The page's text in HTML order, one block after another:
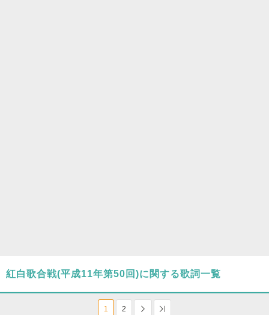
紅白歌合戦(平成11年第50回)に関する歌詞一覧
1 2 次へ